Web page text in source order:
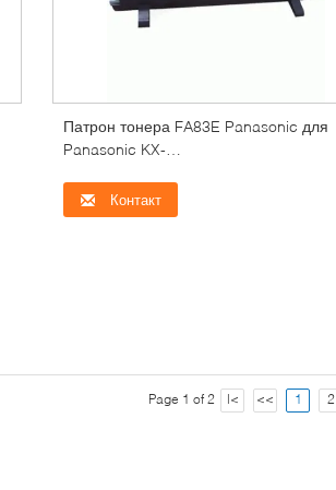
Патрон тонера FA83E Panasonic для
Panasonic KX-
Контакт
Page 1 of 2 |< << 1 2